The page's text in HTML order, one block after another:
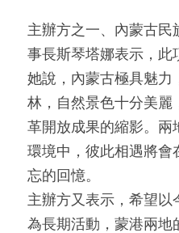
主辦方之一、內蒙古民
事長斯琴塔娜表示，此
她說，內蒙古極具魅力
林，自然景色十分美麗
革開放成果的縮影。兩
環境中，彼此相遇將會
忘的回憶。
主辦方又表示，希望
為長期活動，蒙港兩地